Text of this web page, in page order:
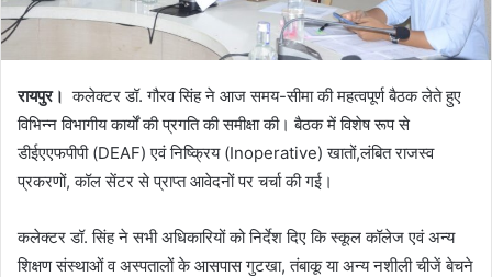
रायपुर। कलेक्टर डॉ. गौरव सिंह ने आज समय-सीमा की महत्वपूर्ण बैठक लेते हुए
विभिन्न विभागीय कार्यों की प्रगति की समीक्षा की। बैठक में विशेष रूप से
डीईएएफपीपी (DEAF) एवं निष्क्रिय (Inoperative) खातों,लंबित राजस्व
प्रकरणों, कॉल सेंटर से प्राप्त आवेदनों पर चर्चा की गई।
कलेक्टर डॉ. सिंह ने सभी अधिकारियों को निर्देश दिए कि स्कूल कॉलेज एवं अन्य
शिक्षण संस्थाओं व अस्पतालों के आसपास गुटखा, तंबाकू या अन्य नशीली चीजें बेचने